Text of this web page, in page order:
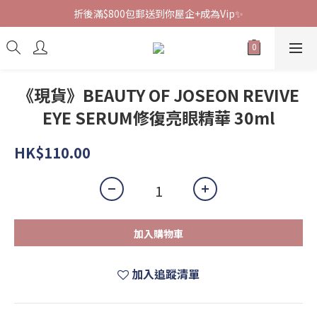
折後滿$800包郵送到你屋企+成為Vip✨
《現貨》BEAUTY OF JOSEON REVIVE
EYE SERUM修復亮眼精華 30ml
HK$110.00
加入購物車
加入追蹤清單